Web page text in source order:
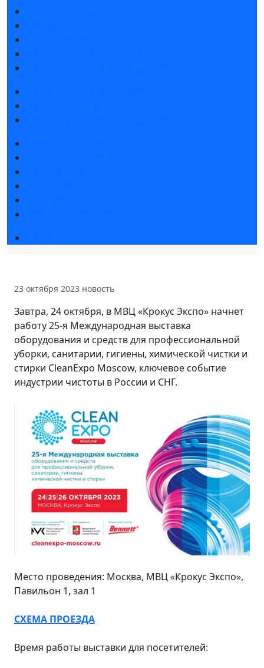
23 октября 2023 новость
Завтра, 24 октября, в МВЦ «Крокус Экспо» начнет
работу 25-я Международная выставка
оборудования и средств для профессиональной
уборки, санитарии, гигиены, химической чистки и
стирки CleanExpo Moscow, ключевое событие
индустрии чистоты в России и СНГ.
Место проведения: Москва, МВЦ «Крокус Экспо»,
Павильон 1, зал 1
СХЕМА ПРОЕЗДА
Время работы выставки для посетителей: